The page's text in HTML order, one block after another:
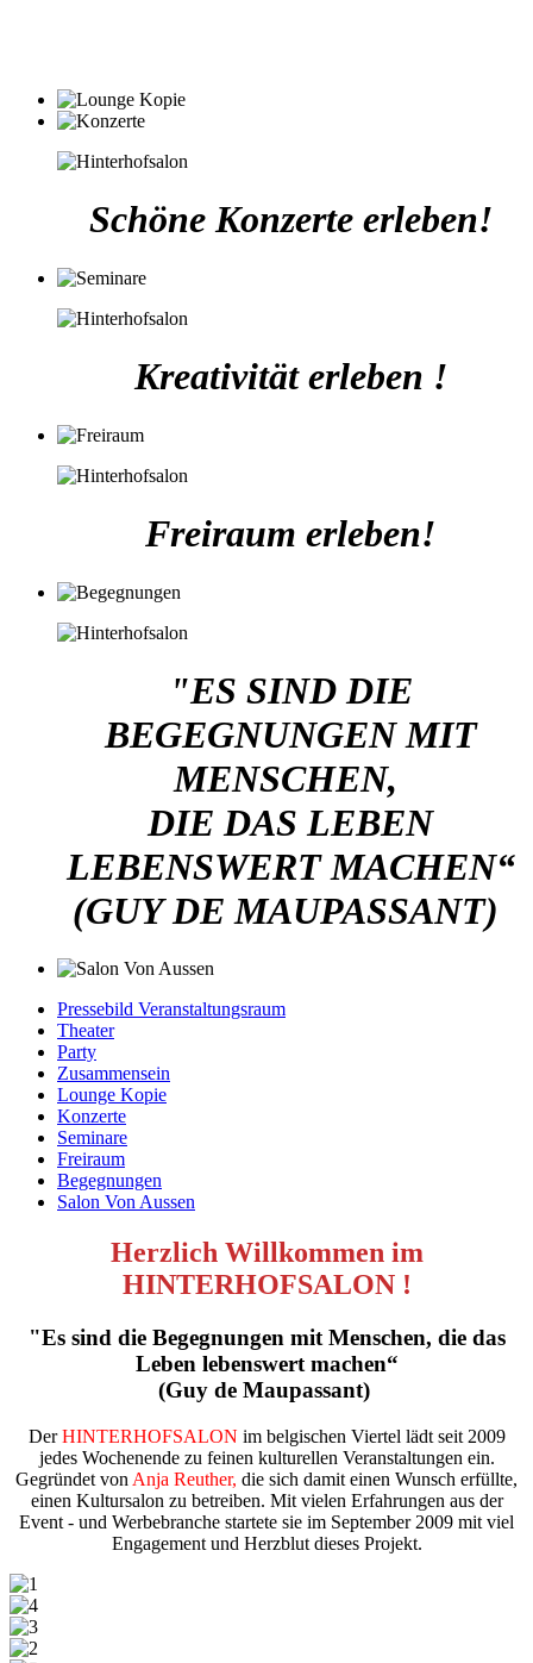
Schöne Konzerte erleben!
Kreativität erleben !
Freiraum erleben!
"ES SIND DIE
BEGEGNUNGEN MIT
MENSCHEN,
DIE DAS LEBEN
LEBENSWERT MACHEN“
(GUY DE MAUPASSANT)
Pressebild Veranstaltungsraum
Theater
Party
Zusammensein
Lounge Kopie
Konzerte
Seminare
Freiraum
Begegnungen
Salon Von Aussen
Herzlich Willkommen im
HINTERHOFSALON !
"Es sind die Begegnungen mit Menschen, die das
Leben lebenswert machen“
(Guy de Maupassant)
DerHINTERHOFSALON im belgischen Viertel lädt seit 2009
jedes Wochenende zu feinen kulturellen Veranstaltungen ein.
Gegründet von Anja Reuther, die sich damit einen Wunsch erfüllte,
einen Kultursalon zu betreiben. Mit vielen Erfahrungen aus der
Event - und Werbebranche startete sie im September 2009 mit viel
Engagement und Herzblut dieses Projekt.